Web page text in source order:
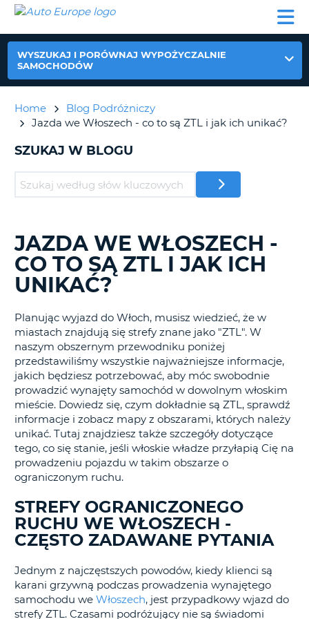
WYNAJEM
WYPOŻYCZALNIA
AUTO
EUROPE
WYNAJEM
KAMPERÓW
PARTNERZY
POMOC
KONTO
REZERWACJĄ
WYSZUKAJ I PORÓWNAJ WYPOŻYCZALNIE
SAMOCHODÓW
Home
Blog Podróżniczy
Jazda we Włoszech - co to są ZTL i jak ich unikać?
SZUKAJ W BLOGU
WYSZUKIWANIE
BLOGÓW......
JAZDA WE WŁOSZECH -
CO TO SĄ ZTL I JAK ICH
UNIKAĆ?
Planując wyjazd do Włoch, musisz wiedzieć, że w
miastach znajdują się strefy znane jako "ZTL". W
naszym obszernym przewodniku poniżej
przedstawiliśmy wszystkie najważniejsze informacje,
jakich będziesz potrzebować, aby móc swobodnie
prowadzić wynajęty samochód w dowolnym włoskim
mieście. Dowiedz się, czym dokładnie są ZTL, sprawdź
informacje i zobacz mapy z obszarami, których należy
unikać. Tutaj znajdziesz także szczegóły dotyczące
tego, co się stanie, jeśli włoskie władze przyłapią Cię na
prowadzeniu pojazdu w takim obszarze o
ograniczonym ruchu.
STREFY OGRANICZONEGO
RUCHU WE WŁOSZECH -
CZĘSTO ZADAWANE PYTANIA
Jednym z najczęstszych powodów, kiedy klienci są
karani grzywną podczas prowadzenia wynajętego
samochodu we Włoszech, jest przypadkowy wjazd do
strefy ZTL. Czasami podróżujący nie są świadomi